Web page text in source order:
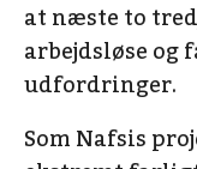
at næste to
arbejdsløse og
udfordringer.
Som Nafsis